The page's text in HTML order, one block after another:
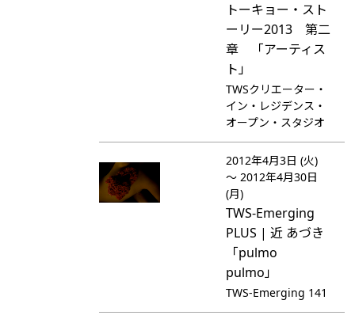
トーキョー・スト
ーリー2013 第二
章 「アーティス
ト」
TWSクリエーター・
イン・レジデンス・
オープン・スタジオ
2012年4月3日 (火)
～ 2012年4月30日
(月)
TWS-Emerging
PLUS | 近 あづき
「pulmo
pulmo」
TWS-Emerging 141